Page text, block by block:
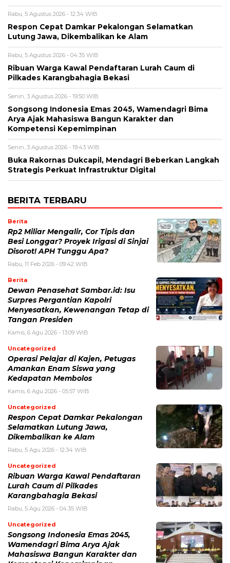
Rabu, 5 Agustus 2026 - 12:34 WIB
Respon Cepat Damkar Pekalongan Selamatkan
Lutung Jawa, Dikembalikan ke Alam
Rabu, 5 Agustus 2026 - 04:35 WIB
Ribuan Warga Kawal Pendaftaran Lurah Caum di
Pilkades Karangbahagia Bekasi
Senin, 3 Agustus 2026 - 19:50 WIB
Songsong Indonesia Emas 2045, Wamendagri Bima
Arya Ajak Mahasiswa Bangun Karakter dan
Kompetensi Kepemimpinan
Senin, 3 Agustus 2026 - 19:43 WIB
Buka Rakornas Dukcapil, Mendagri Beberkan Langkah
Strategis Perkuat Infrastruktur Digital
BERITA TERBARU
Berita
Rp2 Miliar Mengalir, Cor Tipis dan
Besi Longgar? Proyek Irigasi di Sinjai
Disorot! APH Tunggu Apa?
Rabu, 11 Feb 2026 - 09:42 WIB
Berita
Dewan Penasehat Sambar.id: Isu
Surpres Pergantian Kapolri
Menyesatkan, Kewenangan Tetap di
Tangan Presiden
Kamis, 6 Agu 2026 - 13:09 WIB
Uncategorized
Operasi Pelajar di Kajen, Petugas
Amankan Enam Siswa yang
Kedapatan Membolos
Kamis, 6 Agu 2026 - 05:57 WIB
Uncategorized
Respon Cepat Damkar Pekalongan
Selamatkan Lutung Jawa,
Dikembalikan ke Alam
Rabu, 5 Agu 2026 - 12:34 WIB
Uncategorized
Ribuan Warga Kawal Pendaftaran
Lurah Caum di Pilkades
Karangbahagia Bekasi
Rabu, 5 Agu 2026 - 04:35 WIB
Uncategorized
Songsong Indonesia Emas 2045,
Wamendagri Bima Arya Ajak
Mahasiswa Bangun Karakter dan